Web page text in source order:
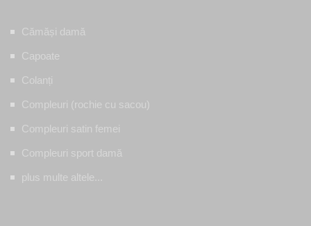
Cămăși damă
Capoate
Colanți
Compleuri (rochie cu sacou)
Compleuri satin femei
Compleuri sport damă
plus multe altele...